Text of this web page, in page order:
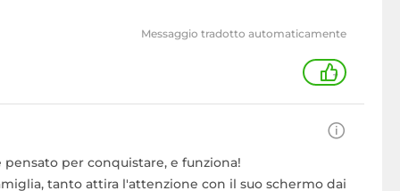
Messaggio tradotto automaticamente
+
per conquistare, e funziona!
tanto attira l'attenzione con il suo schermo dai